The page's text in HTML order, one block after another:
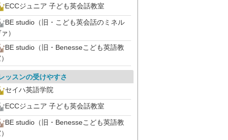
ECCジュニア 子ども英会話教室
BE studio（旧・こども英会話のミネル
）
BE studio（旧・Benesseこども英語教
ッスンの受けやすさ
セイハ英語学院
ECCジュニア 子ども英会話教室
BE studio（旧・Benesseこども英語教